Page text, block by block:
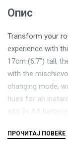
Опис
Transform your
experience with
17cm (6.7″) tall,
with the
changing mode,
hues for an
add 3x AA
Stitch fan’s